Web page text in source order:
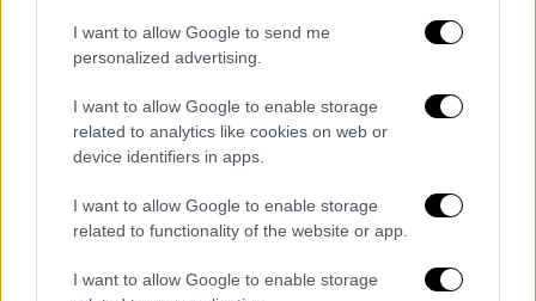
I want to allow Google to send me
personalized advertising.
I want to allow Google to enable storage
related to analytics like cookies on web or
device identifiers in apps.
I want to allow Google to enable storage
related to functionality of the website or app.
I want to allow Google to enable storage
Σινεμά|07.05.2026 11:10
Καλοκαιρινή διάθεση, με μαλλιαρούς
ντετέκτιβ, γαλλική κομεντί, τρόμο και
Μπίλι Άιλις στις ταινίες της εβδομάδας
Το πρώτο κινηματογραφικό μενού του